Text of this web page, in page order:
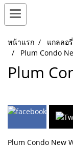
หน้าแรก แกลลอ
Plum Condo
Plum
Plum Condo New